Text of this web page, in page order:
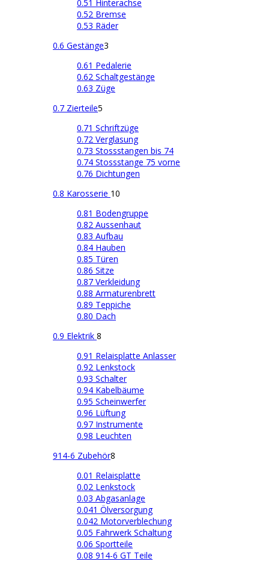
0.51 Hinterachse
0.52 Bremse
0.53 Räder
0.6 Gestänge3
0.61 Pedalerie
0.62 Schaltgestänge
0.63 Züge
0.7 Zierteile5
0.71 Schriftzüge
0.72 Verglasung
0.73 Stossstangen bis 74
0.74 Stossstange 75 vorne
0.76 Dichtungen
0.8 Karosserie 10
0.81 Bodengruppe
0.82 Aussenhaut
0.83 Aufbau
0.84 Hauben
0.85 Türen
0.86 Sitze
0.87 Verkleidung
0.88 Armaturenbrett
0.89 Teppiche
0.80 Dach
0.9 Elektrik 8
0.91 Relaisplatte Anlasser
0.92 Lenkstock
0.93 Schalter
0.94 Kabelbäume
0.95 Scheinwerfer
0.96 Lüftung
0.97 Instrumente
0.98 Leuchten
914-6 Zubehör8
0.01 Relaisplatte
0.02 Lenkstock
0.03 Abgasanlage
0.041 Ölversorgung
0.042 Motorverblechung
0.05 Fahrwerk Schaltung
0.06 Sportteile
0.08 914-6 GT Teile